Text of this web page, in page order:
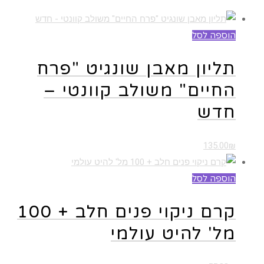
הוספה לסל
תליון מאבן שונגיט "פרח
החיים" משולב קוונטי –
חדש
135.00₪
הוספה לסל
קרם ניקוי פנים חלב + 100
מל' להיט עולמי